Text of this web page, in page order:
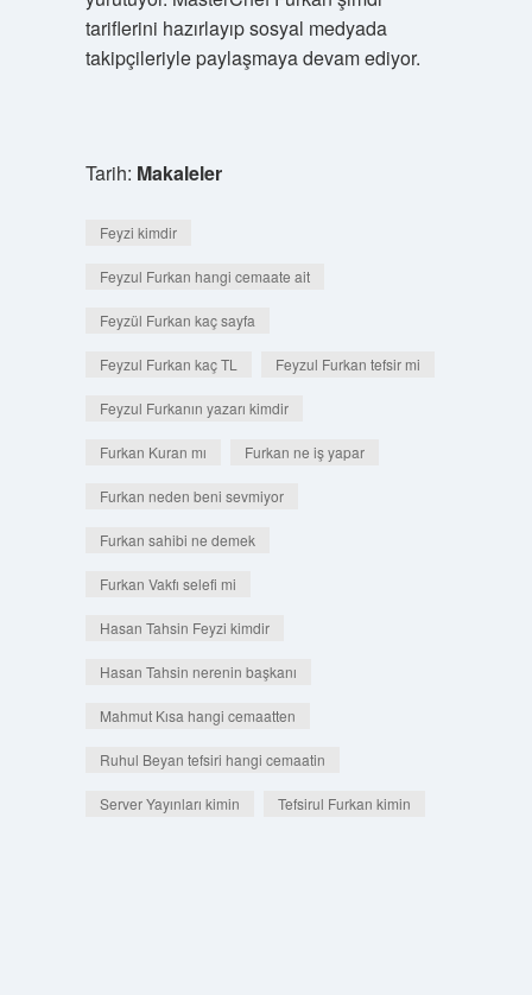
tariflerini hazırlayıp sosyal medyada
takipçileriyle paylaşmaya devam ediyor.
Tarih: Makaleler
Feyzi kimdir
Feyzul Furkan hangi cemaate ait
Feyzül Furkan kaç sayfa
Feyzul Furkan kaç TL Feyzul Furkan tefsir mi
Feyzul Furkanın yazarı kimdir
Furkan Kuran mı Furkan ne iş yapar
Furkan neden beni sevmiyor
Furkan sahibi ne demek
Furkan Vakfı selefi mi
Hasan Tahsin Feyzi kimdir
Hasan Tahsin nerenin başkanı
Mahmut Kısa hangi cemaatten
Ruhul Beyan tefsiri hangi cemaatin
Server Yayınları kimin Tefsirul Furkan kimin